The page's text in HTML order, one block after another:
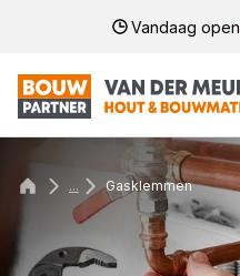
Vandaag open
... Gasklemmen